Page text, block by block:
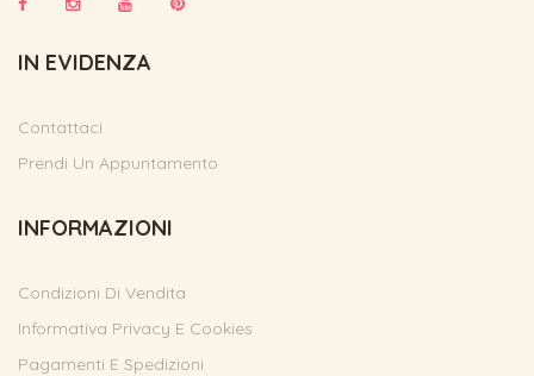
IN EVIDENZA
Contattaci
Prendi Un Appuntamento
INFORMAZIONI
Condizioni Di Vendita
Informativa Privacy E Cookies
Pagamenti E Spedizioni